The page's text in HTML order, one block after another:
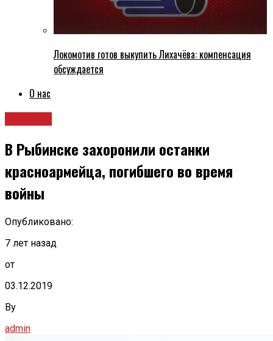
Локомотив готов выкупить Лихачёва: компенсация
обсуждается
О нас
В Рыбинске захоронили останки
красноармейца, погибшего во время
войны
Опубликовано:
7 лет назад
от
03.12.2019
By
admin